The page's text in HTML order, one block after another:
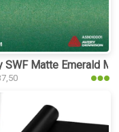
SWF Matte Emerald